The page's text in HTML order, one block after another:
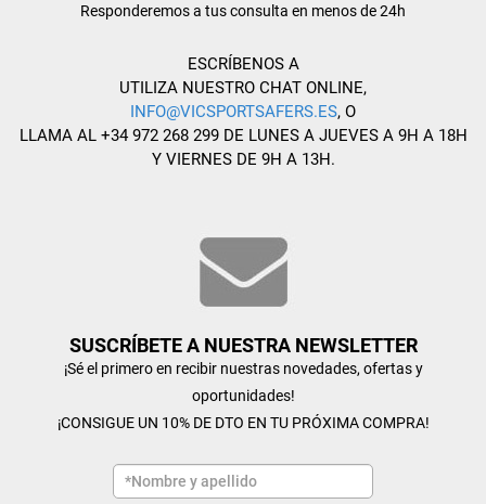
Responderemos a tus consulta en menos de 24h
ESCRÍBENOS A
UTILIZA NUESTRO CHAT ONLINE,
INFO@VICSPORTSAFERS.ES, O
LLAMA AL +34 972 268 299 DE LUNES A JUEVES A 9H A 18H
Y VIERNES DE 9H A 13H.
SUSCRÍBETE A NUESTRA NEWSLETTER
¡Sé el primero en recibir nuestras novedades, ofertas y
oportunidades!
¡CONSIGUE UN 10% DE DTO EN TU PRÓXIMA COMPRA!